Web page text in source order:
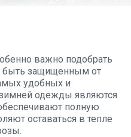
важно подобрать
быть защищенным от
удобных и
одежды являются
полную
оставаться в тепле